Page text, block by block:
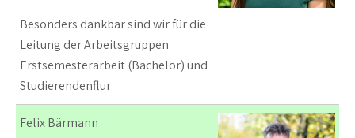
Besonders dankbar sind wir für die
Leitung der Arbeitsgruppen
Erstsemesterarbeit (Bachelor) und
Studierendenflur
Felix Bärmann